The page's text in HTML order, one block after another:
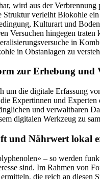
wird aus der
Struktur verleiht Biokohle
Kulturart und
Versuchen hingegen
in
in Obstanlagen zu
zur Erhebung und
um die digitale Erfassung
Expertinnen und
und verwaltbaren
digitalen Werkzeug zu
und Nährwert lokal
– so werden
sind. Im Rahmen von
die reich an diesen